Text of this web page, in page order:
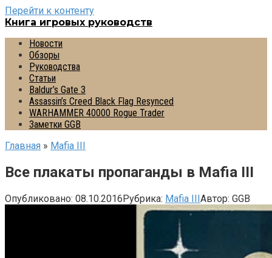
Перейти к контенту
Книга игровых руководств
Новости
Обзоры
Руководства
Статьи
Baldur’s Gate 3
Assassin’s Creed Black Flag Resynced
WARHAMMER 40000 Rogue Trader
Заметки GGB
Главная » Mafia III
Все плакаты пропаганды в Mafia III
Опубликовано: 08.10.2016Рубрика: Mafia IIIАвтор: GGB